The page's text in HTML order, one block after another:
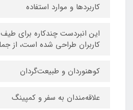
کاربردها و موارد استفاده
این انبردست چندکاره برای
کاربران طراحی شده است، از
کوهنوردان و طبیعت‌گردان
علاقه‌مندان به سفر و کمپینگ